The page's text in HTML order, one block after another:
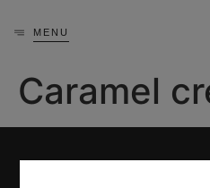
MENU
Caramel